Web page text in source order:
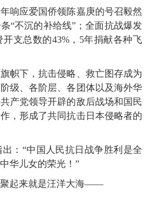
应爱国侨领陈嘉庚的号召毅然
“不沉的补给线”；全面抗战爆发
支总数的43%，5年捐献各种飞
下，抗击侵略、救亡图存成为
级、各阶层、各团体以及海外华
产党领导开辟的敌后战场和国民
，形成了共同抗击日本侵略者的
“中国人民抗日战争胜利是全
华儿女的荣光！”
起来就是汪洋大海——